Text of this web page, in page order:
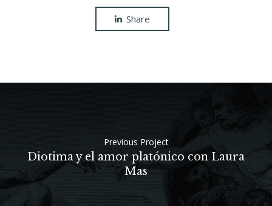
Share
Previous Project
Diotima y el amor platónico con Laura
Mas